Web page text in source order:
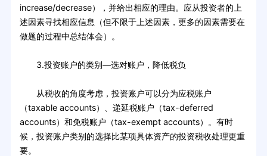
increase/decrease），并给出相应的理由。应从投资者的上
述因素寻找相应信息（但不限于上述因素，更多的因素需要在
做题的过程中总结体会）。
3.投资账户的类别—选对账户，降低税负
从税收的角度考虑，投资账户可以分为应税账户
（taxable accounts）、递延税账户（tax-deferred
accounts）和免税账户（tax-exempt accounts）。有时
候，投资账户类别的选择比某项具体资产的投资税收处理更重
要。